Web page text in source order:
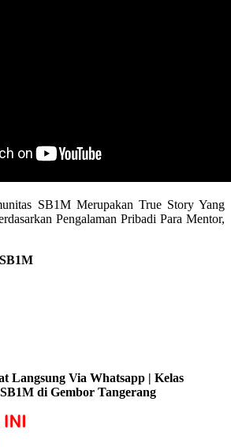
SB1M Merupakan True Story Yang
Pengalaman Pribadi Para Mentor,
Langsung Via Whatsapp | Kelas
di Gembor Tangerang